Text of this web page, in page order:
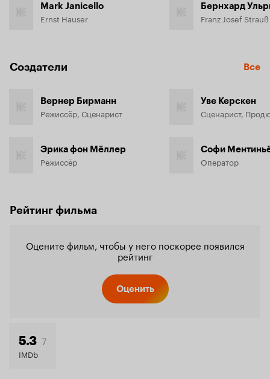
Mark Janicello
Ernst Hauser
Бернхард
Franz Josef Strauß
Создатели Все
Вернер Бирманн
Режиссёр, Сценарист
Эрика фон Мёллер
Режиссёр
Уве Керскен
Сценарист,
Софи
Оператор
Рейтинг фильма
Оцените фильм, чтобы у него поскорее появился
рейтинг
Оценить
5.3 7
IMDb